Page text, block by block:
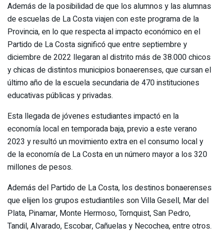
Además de la posibilidad de que los alumnos y las alumnas
de escuelas de La Costa viajen con este programa de la
Provincia, en lo que respecta al impacto económico en el
Partido de La Costa significó que entre septiembre y
diciembre de 2022 llegaran al distrito más de 38.000 chicos
y chicas de distintos municipios bonaerenses, que cursan el
último año de la escuela secundaria de 470 instituciones
educativas públicas y privadas.
Esta llegada de jóvenes estudiantes impactó en la
economía local en temporada baja, previo a este verano
2023 y resultó un movimiento extra en el consumo local y
de la economía de La Costa en un número mayor a los 320
millones de pesos.
Además del Partido de La Costa, los destinos bonaerenses
que elijen los grupos estudiantiles son Villa Gesell, Mar del
Plata, Pinamar, Monte Hermoso, Tornquist, San Pedro,
Tandil, Alvarado, Escobar, Cañuelas y Necochea, entre otros.